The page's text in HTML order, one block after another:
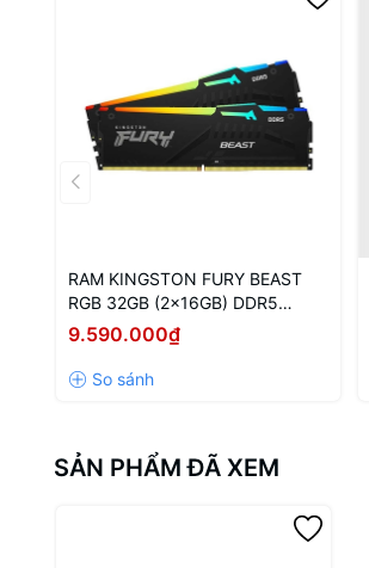
RAM KINGSTON FURY BEAST
RGB 32GB (2x16GB) DDR5
5600Mhz (KF556C40BBAK2-32)
9.590.000₫
SẢN PHẨM ĐÃ XEM